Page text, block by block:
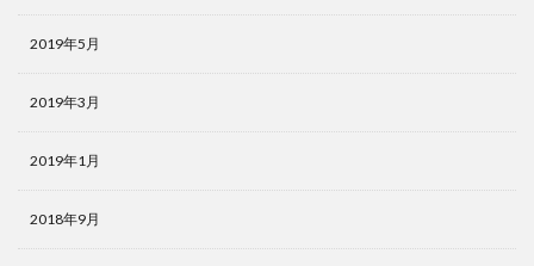
2019年5月
2019年3月
2019年1月
2018年9月